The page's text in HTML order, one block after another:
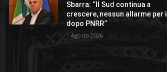
Sbarra: “Il Sud continua a
crescere, nessun allarme per il
dopo PNRR”
1 Agosto 2026